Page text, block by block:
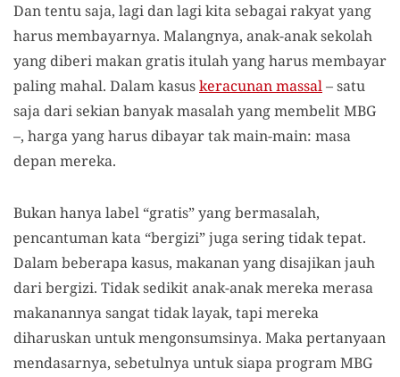
Dan tentu saja, lagi dan lagi kita sebagai rakyat yang
harus membayarnya. Malangnya, anak-anak sekolah
yang diberi makan gratis itulah yang harus membayar
paling mahal. Dalam kasuskeracunan massal– satu
saja dari sekian banyak masalah yang membelit MBG
–, harga yang harus dibayar tak main-main: masa
depan mereka.
Bukan hanya label “gratis” yang bermasalah,
pencantuman kata “bergizi” juga sering tidak tepat.
Dalam beberapa kasus, makanan yang disajikan jauh
dari bergizi. Tidak sedikit anak-anak mereka merasa
makanannya sangat tidak layak, tapi mereka
diharuskan untuk mengonsumsinya. Maka pertanyaan
mendasarnya, sebetulnya untuk siapa program MBG